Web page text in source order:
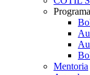
Mentoria